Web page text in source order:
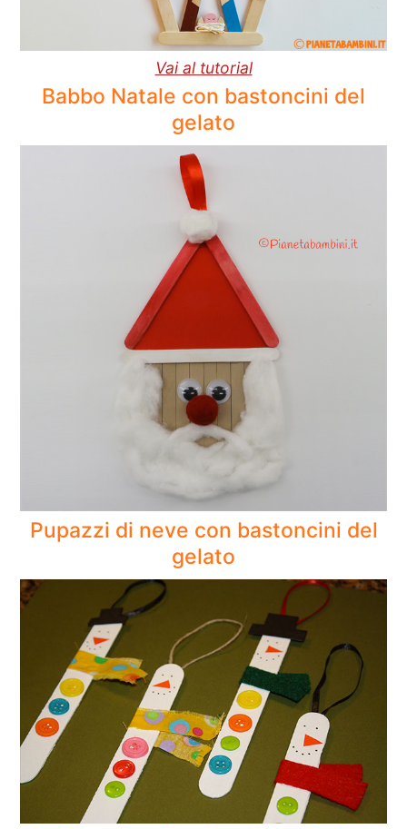
Vai al tutorial
Babbo Natale con bastoncini del
gelato
Pupazzi di neve con bastoncini del
gelato